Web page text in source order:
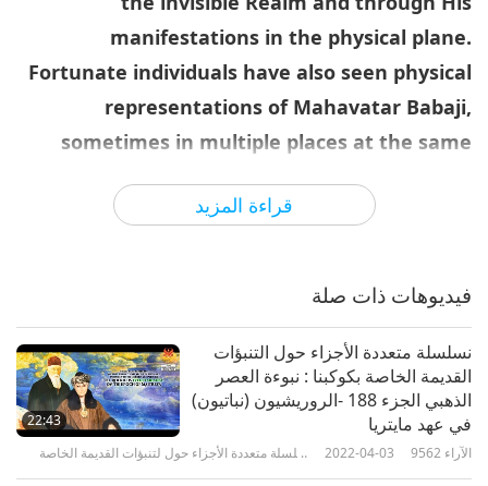
قراءة المزيد
manifestations in the physical plane.
Fortunate individuals have also seen physical
representations of Mahavatar Babaji,
sometimes in multiple places at the same
In 1909, Babaji appeared to a child,
visited him again nine years later, teaching him
yogic knowledge for six days and nights. The boy
would later become known as Shri Mahendra
Baba Ji.
This Indian Saint foretold in the 1950s and ’60s
that Babaji would return in human form in 1970,
فيديوهات ذات صلة
22:43
نسلسلة متعددة الأجزاء حول التنبؤات
القديمة الخاصة بكوكبنا : نبوءة العصر
الذهبي الجزء 188 -الروريشيون (نباتيون)
في عهد مايتريا
سلسلة متعددة الأجزاء حول لتنبؤات القديمة الخاصة
2022-04-03 9562 الآراء